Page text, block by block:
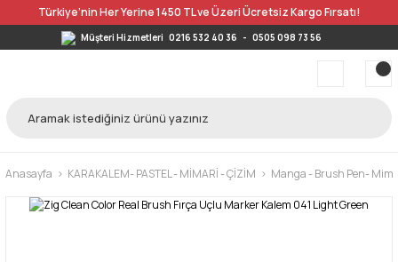
Türkiye’nin Her Yerine 1450 TL ve Üzeri Ücretsiz Kargo Fırsatı!
Müşteri Hizmetleri 0216 532 40 36 - 0505 098 73 56
Anasayfa KARAKALEM- PASTEL - MİMARİ - ÇİZİM Manga - Brush Pen-